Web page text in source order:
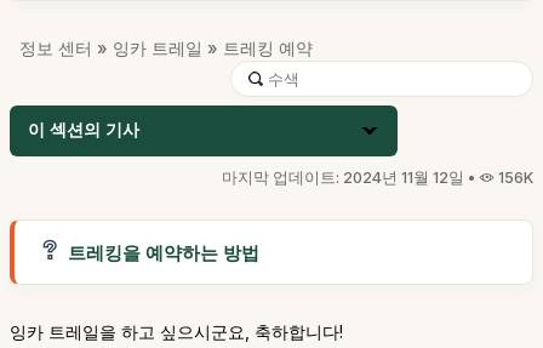
정보 센터 » 잉카 트레일 » 트레킹 예약
이 섹션의 기사
마지막 업데이트: 2024년 11월 12일 • 156K
트레킹을 예약하는 방법
잉카 트레일을 하고 싶으시군요, 축하합니다!